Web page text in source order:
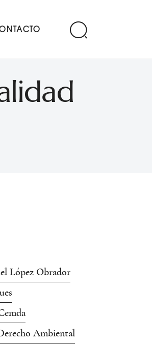
López Obrador
Ambiental